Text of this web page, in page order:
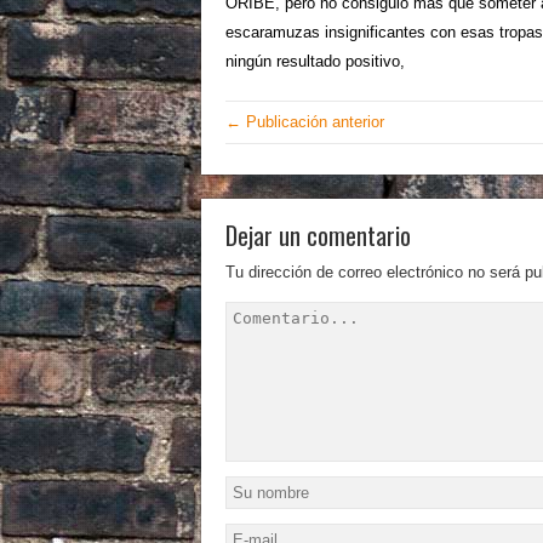
escaramuzas insignificantes con esas
ningún resultado positivo,
← Publicación anterior
Dejar un comentario
Tu dirección de correo electrónico no será